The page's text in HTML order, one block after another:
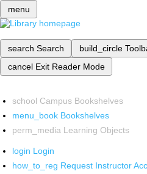
menu
search Search build_circle
cancel Exit Reader Mode
school Campus Bookshelves
menu_book Bookshelves
perm_media Learning Objects
login Login
how_to_reg Request Instructor